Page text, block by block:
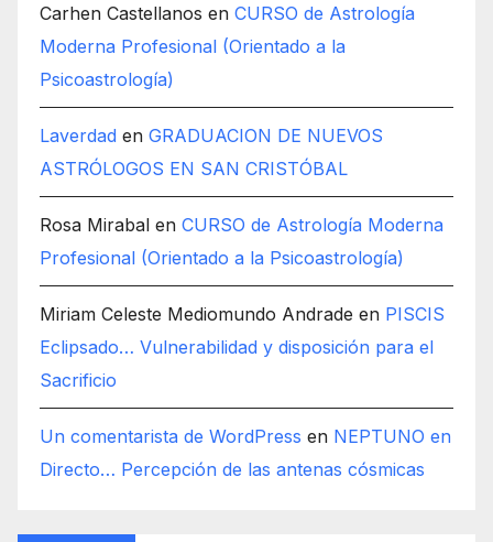
Carhen Castellanos en CURSO de Astrología
Moderna Profesional (Orientado a la
Psicoastrología)
Laverdad en GRADUACION DE NUEVOS
ASTRÓLOGOS EN SAN CRISTÓBAL
Rosa Mirabal en CURSO de Astrología Moderna
Profesional (Orientado a la Psicoastrología)
Miriam Celeste Mediomundo Andrade en PISCIS
Eclipsado… Vulnerabilidad y disposición para el
Sacrificio
Un comentarista de WordPress en NEPTUNO en
Directo… Percepción de las antenas cósmicas